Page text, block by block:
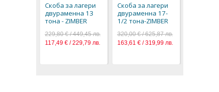
Скоба за лагери
двураменна 13
тона - ZIMBER
229,80 € / 449,45 лв.
117,49 € / 229,79 лв.
Скоба за лагери
двураменна 17-
1/2 тона-ZIMBER
320,00 € / 625,87 лв.
163,61 € / 319,99 лв.